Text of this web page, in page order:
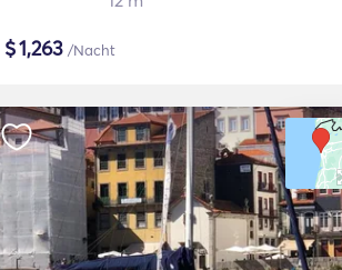
$1,263 /Nacht